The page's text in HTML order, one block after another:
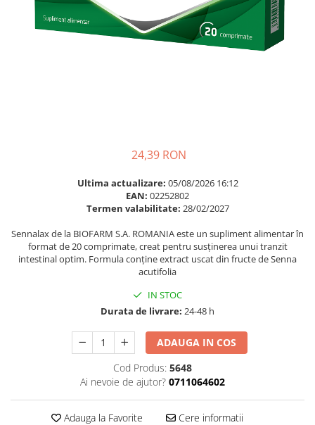
Omega 3
Slabire si control greutate
Supliment Fier
Supliment Magneziu
Supliment Vitamina C
Supliment Vitamina E
Tuse gat si respiratie
Ingrijire par
Balsam masca si tratament
24,39 RON
Ultima actualizare: 05/08/2026 16:12
EAN: 02252802
Termen valabilitate: 28/02/2027
Sennalax de la BIOFARM S.A. ROMANIA este un supliment alimentar în
format de 20 comprimate, creat pentru susținerea unui tranzit
intestinal optim. Formula conține extract uscat din fructe de Senna
acutifolia
IN STOC
Durata de livrare: 24-48 h
ADAUGA IN COS
Cod Produs: 5648
Ai nevoie de ajutor? 0711064602
Adauga la Favorite Cere informatii